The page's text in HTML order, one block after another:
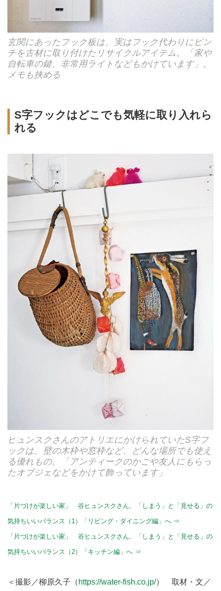
玄関にあったフック板は、実はフック代わりにピン
チを古材に取り付けたリサイクルアイテム。「家や
自転車の鍵、非常用ライトなどもかけています」。
メモも挟める
S字フックはどこでも気軽に取り入れら
れる
ヒュンスクさんのアトリエにかけられていたS字フ
ックは、壁の木枠や窓枠など、どんな場所でも使え
る優れもの。「アンティークのかごや友人にもらっ
たオブジェなどをかけて飾っています」
「片づけが楽しい家」 谷ヒュンスクさん、「しまう」と「見せる」の
気持ちいいバランス（1）「リビング・ダイニング編」へ ⇒
「片づけが楽しい家」 谷ヒュンスクさん、「しまう」と「見せる」の
気持ちいいバランス（2）「キッチン編」へ ⇒
＜撮影／柳原久子（ https://water-fish.co.jp/） 取材・文／